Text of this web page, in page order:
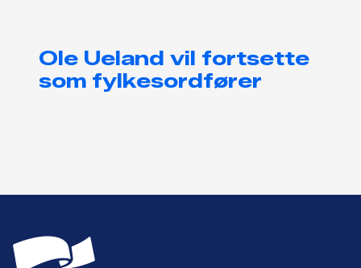
Ole Ueland vil fortsette
som fylkesordfører